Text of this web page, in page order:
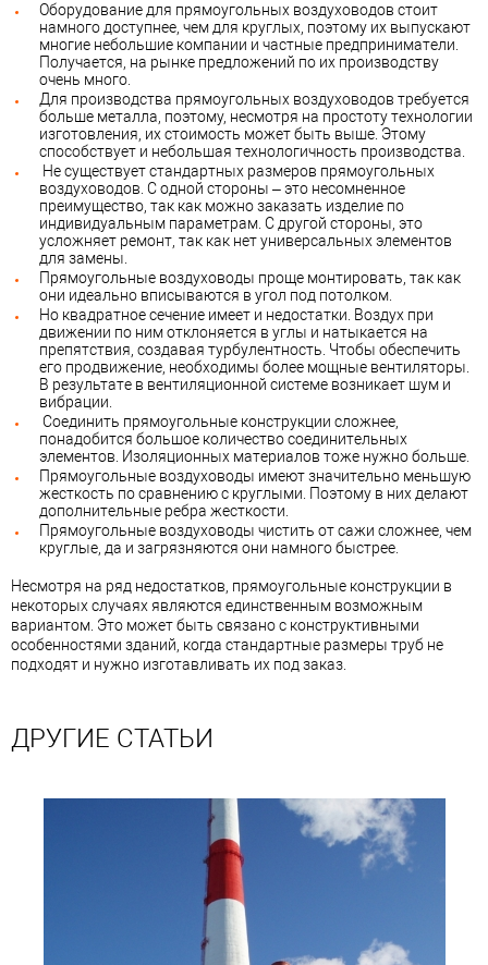
Оборудование для прямоугольных воздуховодов стоит
намного доступнее, чем для круглых, поэтому их выпускают
многие небольшие компании и частные предприниматели.
Получается, на рынке предложений по их производству
очень много.
Для производства прямоугольных воздуховодов требуется
больше металла, поэтому, несмотря на простоту технологии
изготовления, их стоимость может быть выше. Этому
способствует и небольшая технологичность производства.
Не существует стандартных размеров прямоугольных
воздуховодов. С одной стороны – это несомненное
преимущество, так как можно заказать изделие по
индивидуальным параметрам. С другой стороны, это
усложняет ремонт, так как нет универсальных элементов
для замены.
Прямоугольные воздуховоды проще монтировать, так как
они идеально вписываются в угол под потолком.
Но квадратное сечение имеет и недостатки. Воздух при
движении по ним отклоняется в углы и натыкается на
препятствия, создавая турбулентность. Чтобы обеспечить
его продвижение, необходимы более мощные вентиляторы.
В результате в вентиляционной системе возникает шум и
вибрации.
Соединить прямоугольные конструкции сложнее,
понадобится большое количество соединительных
элементов. Изоляционных материалов тоже нужно больше.
Прямоугольные воздуховоды имеют значительно меньшую
жесткость по сравнению с круглыми. Поэтому в них делают
дополнительные ребра жесткости.
Прямоугольные воздуховоды чистить от сажи сложнее, чем
круглые, да и загрязняются они намного быстрее.
Несмотря на ряд недостатков, прямоугольные конструкции в
некоторых случаях являются единственным возможным
вариантом. Это может быть связано с конструктивными
особенностями зданий, когда стандартные размеры труб не
подходят и нужно изготавливать их под заказ.
ДРУГИЕ СТАТЬИ